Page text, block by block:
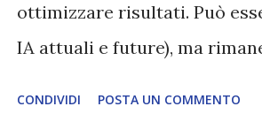
ottimizzare risultati. Può
IA attuali e future), ma
CONDIVIDI POSTA UN COMMENTO